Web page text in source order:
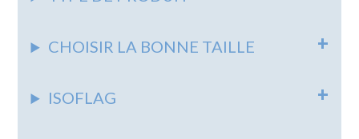
CHOISIR LA BONNE TAILLE
ISOFLAG